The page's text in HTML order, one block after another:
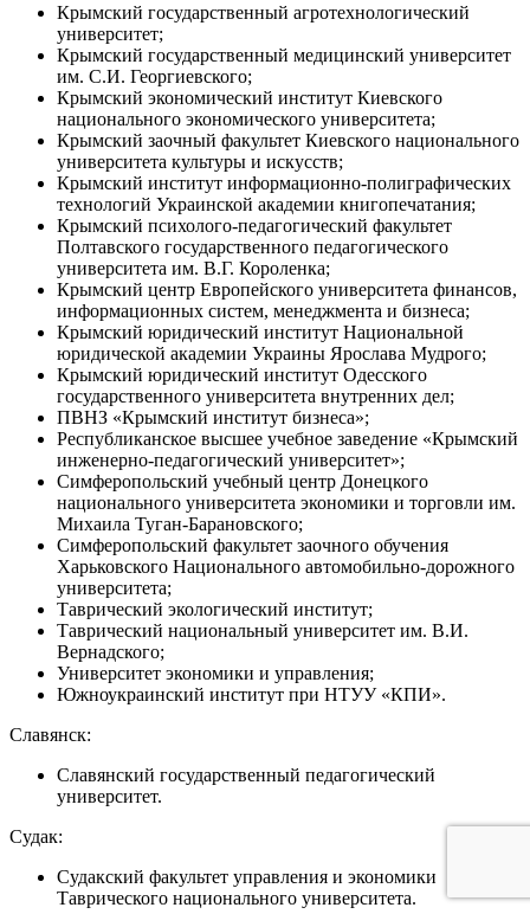
Крымский государственный агротехнологический
университет;
Крымский государственный медицинский университет
им. С.И. Георгиевского;
Крымский экономический институт Киевского
национального экономического университета;
Крымский заочный факультет Киевского национального
университета культуры и искусств;
Крымский институт информационно-полиграфических
технологий Украинской академии книгопечатания;
Крымский психолого-педагогический факультет
Полтавского государственного педагогического
университета им. В.Г. Короленка;
Крымский центр Европейского университета финансов,
информационных систем, менеджмента и бизнеса;
Крымский юридический институт Национальной
юридической академии Украины Ярослава Мудрого;
Крымский юридический институт Одесского
государственного университета внутренних дел;
ПВНЗ «Крымский институт бизнеса»;
Республиканское высшее учебное заведение «Крымский
инженерно-педагогический университет»;
Симферопольский учебный центр Донецкого
национального университета экономики и торговли им.
Михаила Туган-Барановского;
Симферопольский факультет заочного обучения
Харьковского Национального автомобильно-дорожного
университета;
Таврический экологический институт;
Таврический национальный университет им. В.И.
Вернадского;
Университет экономики и управления;
Южноукраинский институт при НТУУ «КПИ».
Славянск:
Славянский государственный педагогический
университет.
Судак:
Судакский факультет управления и экономики
Таврического национального университета.